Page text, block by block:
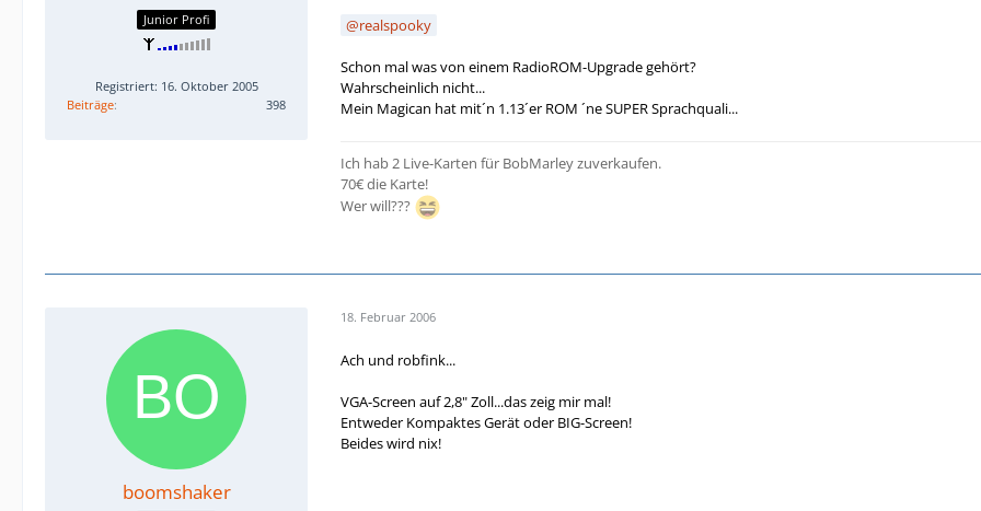
Junior Profi
Registriert: 16. Oktober 2005
Beiträge
398
realspooky
Schon mal was von einem RadioROM-Upgrade gehört?
Wahrscheinlich nicht...
Mein Magican hat mit´n 1.13´er ROM ´ne SUPER Sprachquali...
Ich hab 2 Live-Karten für BobMarley zuverkaufen.
70€ die Karte!
Wer will???
boomshaker
18. Februar 2006
Ach und robfink...
VGA-Screen auf 2,8" Zoll...das zeig mir mal!
Entweder Kompaktes Gerät oder BIG-Screen!
Beides wird nix!